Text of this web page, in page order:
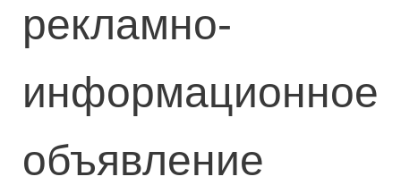
рекламно-
информационное
объявление